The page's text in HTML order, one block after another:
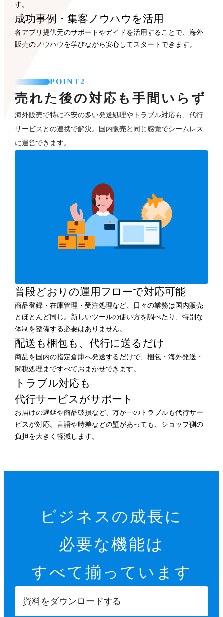
す。
成功事例・集客ノウハウを活用
各アプリ提供元のサポートやガイドを活用することで、海外
販売のノウハウを学びながら安心してスタートできます。
POINT2
売れた後の対応も手間いらず
海外販売で特に不安の多い発送処理やトラブル対応も、代行
サービスとの連携で解決。国内販売と同じ感覚でシームレス
に運営できます。
普段どおりの運用フローで対応可能
商品登録・在庫管理・受注処理など、日々の業務は国内販売
とほとんど同じ。新しいツールの使い方を調べたり、特別な
体制を整備する必要はありません。
配送も梱包も、代行に送るだけ
商品を国内の指定倉庫へ発送するだけで、梱包・海外発送・
関税処理まですべておまかせできます。
トラブル対応も
代行サービスがサポート
お届けの遅延や商品破損など、万が一のトラブルも代行サー
ビスが対応。言語や時差などの壁があっても、ショップ側の
負担を大きく軽減します。
ビジネスの成長に
必要な機能は
すべて揃っています
資料をダウンロードする